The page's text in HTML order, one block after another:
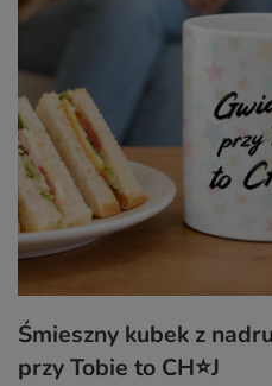
Śmieszny kubek z
przy Tobie to CH⭐J